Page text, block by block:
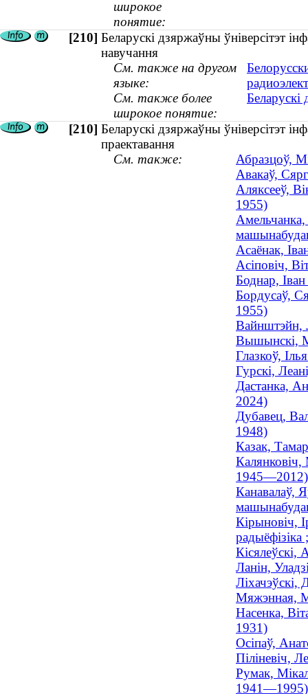
широкое
понятие:
[210] Беларускі дзяржаўны ўніверсітэт
навучання
См. также на другом
языке:
См. также более
широкое понятие:
Беларускі
[210] Беларускі дзяржаўны ўніверсітэт
праектавання
См. также:
Абразцоў,
Авакаў,
Аляксееў,
1955)
Асаёнак,
Асіповіч,
Боднар,
Бордусаў,
1955)
Вайнштэйн,
Вышынскі,
Глазкоў,
Гурскі,
Дастанка,
2024)
Дубавец,
1948)
Казак,
Калянковіч,
1945—2012)
Канавалаў,
Кірыновіч,
Кісялеўскі,
Ланін,
Ліхачэўскі,
Мяжэнная,
Насенка,
1931)
Осіпаў,
Піліневіч,
Румак,
1941—1995)